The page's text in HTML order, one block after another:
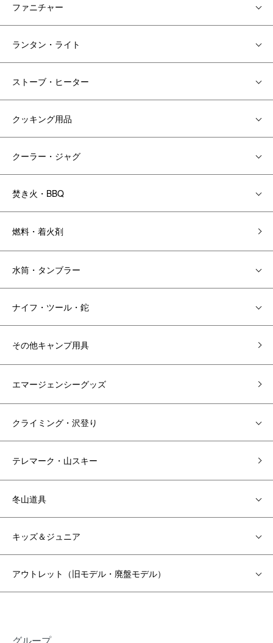
ファニチャー
ランタン・ライト
ストーブ・ヒーター
クッキング用品
クーラー・ジャグ
焚き火・BBQ
燃料・着火剤
水筒・タンブラー
ナイフ・ツール・鉈
その他キャンプ用具
エマージェンシーグッズ
クライミング・沢登り
テレマーク・山スキー
冬山道具
キッズ＆ジュニア
アウトレット（旧モデル・廃盤モデル）